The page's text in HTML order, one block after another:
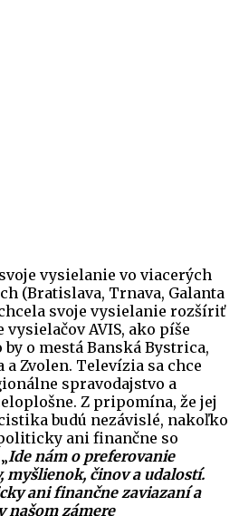
vysielanie vo viacerých
(Bratislava, Trnava, Galanta
svoje vysielanie rozšíriť
AVIS, ako píše
o mestá Banská Bystrica,
Zvolen. Televízia sa chce
spravodajstvo a
Z pripomína, že jej
budú nezávislé, nakoľko
ani finančne so
Ide nám o preferovanie
činov a udalostí.
ani finančne zaviazaní a
našom zámere